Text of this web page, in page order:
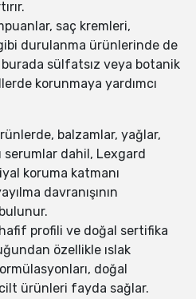
saç kremleri,
durulanma ürünlerinde de
sülfatsız veya botanik
korunmaya yardımcı
balzamlar, yağlar,
serumlar dahil, Lexgard
koruma katmanı
davranışının
profili ve doğal sertifika
özellikle ıslak
doğal
ürünleri fayda sağlar.